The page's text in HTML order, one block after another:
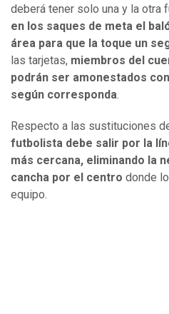
deberá tener solo una y la otra
en los saques de meta el
área para que la toque un
las tarjetas, miembros del
podrán ser amonestados
según corresponda.
Respecto a las sustituciones
futbolista debe salir por la
más cercana, eliminando la
cancha por el centro donde
equipo.